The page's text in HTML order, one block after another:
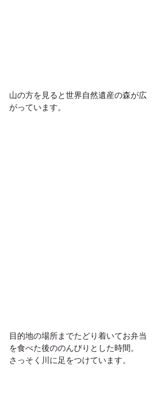
山の方を見ると世界自然遺産の森が広
がっています。
目的地の場所までたどり着いてお弁当
を食べた後ののんびりとした時間。
さっそく川に足をつけています。